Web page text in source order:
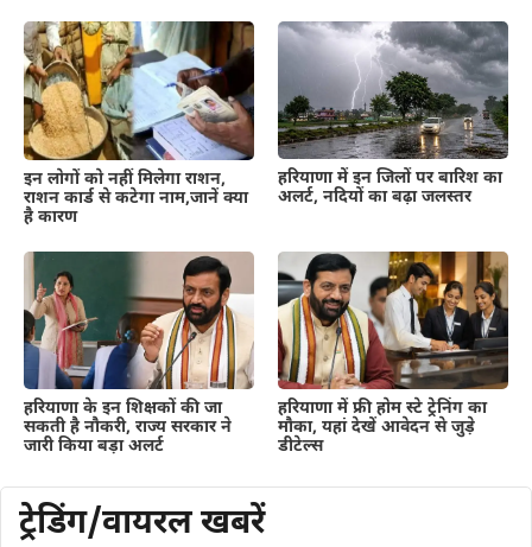
इन लोगों को नहीं मिलेगा राशन,
राशन कार्ड से कटेगा नाम,जानें क्या
है कारण
हरियाणा में इन जिलों पर बारिश का
अलर्ट, नदियों का बढ़ा जलस्तर
हरियाणा के इन शिक्षकों की जा
सकती है नौकरी, राज्य सरकार ने
जारी किया बड़ा अलर्ट
हरियाणा में फ्री होम स्टे ट्रेनिंग का
मौका, यहां देखें आवेदन से जुड़े
डीटेल्स
ट्रेडिंग/वायरल खबरें